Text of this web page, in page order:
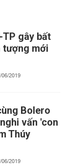
TP gây bất
tượng mới
2019
Bolero
vấn 'con
Thúy
2019